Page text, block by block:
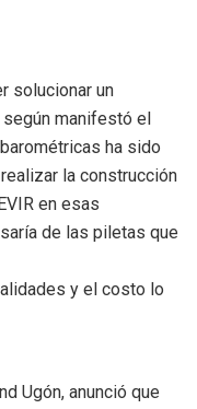
solucionar un
manifestó el
ha sido
la construcción
en esas
de las piletas que
y el costo lo
Ugón, anunció que